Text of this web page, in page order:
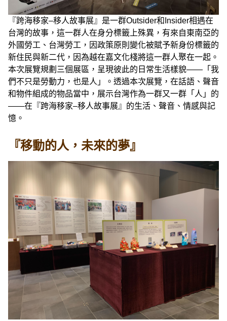
『跨海移家–移人故事展』是一群Outsider和Insider相遇在
台灣的故事，這一群人在身分標籤上殊異，有來自東南亞的
外國勞工、台灣勞工，因政策原則變化被賦予新身份標籤的
新住民與新二代，因為越在嘉文化棧將這一群人聚在一起。
本次展覽規劃三個展區，呈現彼此的日常生活樣貌——「我
們不只是勞動力，也是人」。透過本次展覽，在話語、聲音
和物件組成的物品當中，展示台灣作為一群又一群「人」的
——在『跨海移家–移人故事展』的生活、聲音、情感與記
憶。
『移動的人，未來的夢』